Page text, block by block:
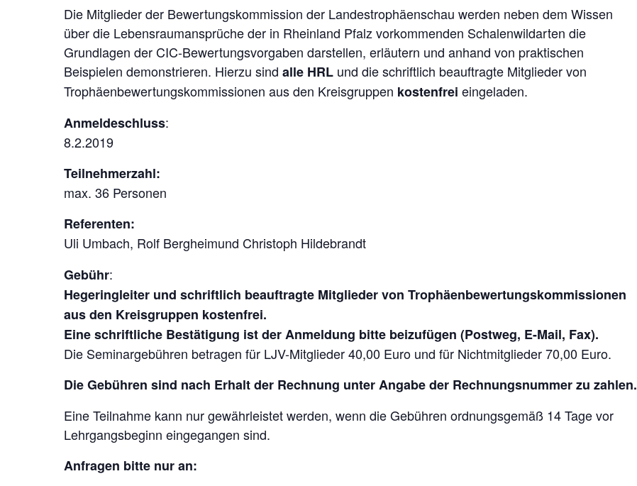
Die Mitglieder der Bewertungskommission der Landestrophäenschau werden neben dem Wissen
über die Lebensraumansprüche der in Rheinland Pfalz vorkommenden Schalenwildarten die
Grundlagen der CIC-Bewertungsvorgaben darstellen, erläutern und anhand von praktischen
Beispielen demonstrieren. Hierzu sind alle HRL und die schriftlich beauftragte Mitglieder von
Trophäenbewertungskommissionen aus den Kreisgruppen kostenfrei eingeladen.
Anmeldeschluss:
8.2.2019
Teilnehmerzahl:
max. 36 Personen
Referenten:
Uli Umbach, Rolf Bergheimund Christoph Hildebrandt
Gebühr:
Hegeringleiter und schriftlich beauftragte Mitglieder von Trophäenbewertungskommissionen
aus den Kreisgruppen kostenfrei.
Eine schriftliche Bestätigung ist der Anmeldung bitte beizufügen (Postweg, E-Mail, Fax).
Die Seminargebühren betragen für LJV-Mitglieder 40,00 Euro und für Nichtmitglieder 70,00 Euro.
Die Gebühren sind nach Erhalt der Rechnung unter Angabe der Rechnungsnummer zu zahlen.
Eine Teilnahme kann nur gewährleistet werden, wenn die Gebühren ordnungsgemäß 14 Tage vor
Lehrgangsbeginn eingegangen sind.
Anfragen bitte nur an: